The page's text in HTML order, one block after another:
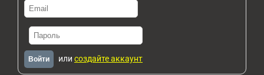
Войти или создайте аккаунт